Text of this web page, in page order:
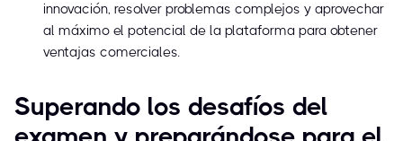
innovación, resolver problemas complejos y aprovechar
al máximo el potencial de la plataforma para obtener
ventajas comerciales.
Superando los desafíos del